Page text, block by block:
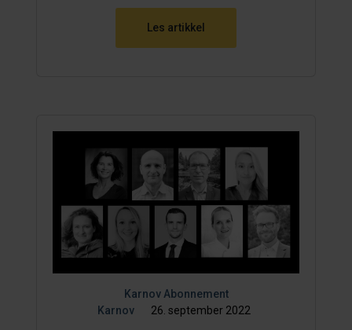
Les artikkel
Karnov Abonnement
Karnov
26. september 2022